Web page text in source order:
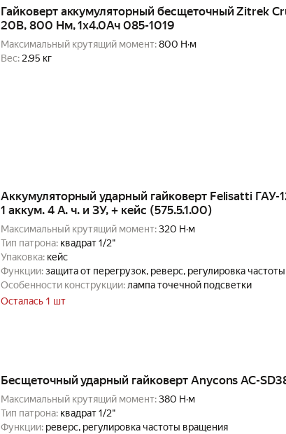
Гайковерт аккумуляторный бесщеточный Zitrek
20В, 800 Нм, 1x4.0Ач 085-1019
Максимальный крутящий момент:800 Н·м
Вес:2.95 кг
Аккумуляторный ударный гайковерт Felisatti ГАУ-
1 аккум. 4 А. ч. и ЗУ, + кейс (575.5.1.00)
Максимальный крутящий момент:320 Н·м
Тип патрона: квадрат 1/2"
Упаковка: кейс
Функции:защита от перегрузок, реверс, регулировка
Особенности конструкции: лампа точечной подсветки
Осталась 1 шт
Бесщеточный ударный гайковерт Anycons AC-
Максимальный крутящий момент:380 Н·м
Тип патрона: квадрат 1/2"
Функции: реверс, регулировка частоты вращения